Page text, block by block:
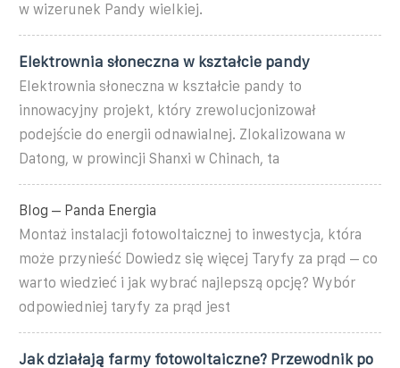
w wizerunek Pandy wielkiej.
Elektrownia słoneczna w kształcie pandy
Elektrownia słoneczna w kształcie pandy to
innowacyjny projekt, który zrewolucjonizował
podejście do energii odnawialnej. Zlokalizowana w
Datong, w prowincji Shanxi w Chinach, ta
Blog – Panda Energia
Montaż instalacji fotowoltaicznej to inwestycja, która
może przynieść Dowiedz się więcej Taryfy za prąd – co
warto wiedzieć i jak wybrać najlepszą opcję? Wybór
odpowiedniej taryfy za prąd jest
Jak działają farmy fotowoltaiczne? Przewodnik po